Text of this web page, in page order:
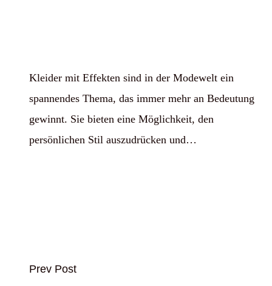
Kleider mit Effekten sind in der Modewelt ein
spannendes Thema, das immer mehr an Bedeutung
gewinnt. Sie bieten eine Möglichkeit, den
persönlichen Stil auszudrücken und…
Prev Post